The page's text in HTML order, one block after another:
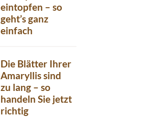
eintopfen – so
geht’s ganz
einfach
Die Blätter Ihrer
Amaryllis sind
zu lang – so
handeln Sie jetzt
richtig